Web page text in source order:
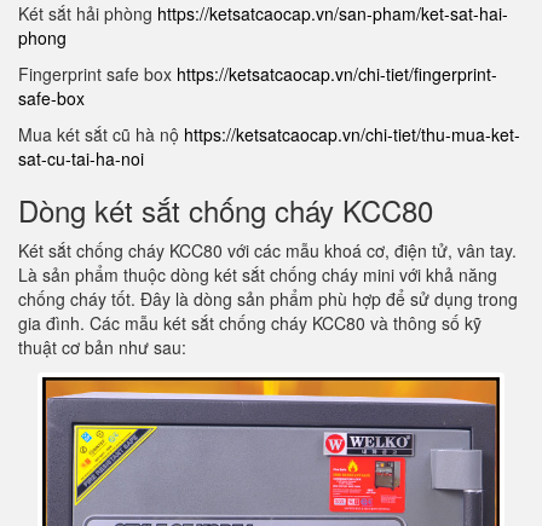
Két sắt hải phòng https://ketsatcaocap.vn/san-pham/ket-sat-hai-
phong
Fingerprint safe box https://ketsatcaocap.vn/chi-tiet/fingerprint-
safe-box
Mua két sắt cũ hà nộ https://ketsatcaocap.vn/chi-tiet/thu-mua-ket-
sat-cu-tai-ha-noi
Dòng két sắt chống cháy KCC80
Két sắt chống cháy KCC80 với các mẫu khoá cơ, điện tử, vân tay.
Là sản phẩm thuộc dòng két sắt chống cháy mini với khả năng
chống cháy tốt. Đây là dòng sản phẩm phù hợp để sử dụng trong
gia đình. Các mẫu két sắt chống cháy KCC80 và thông số kỹ
thuật cơ bản như sau: